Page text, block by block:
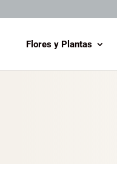
Flores y Plantas